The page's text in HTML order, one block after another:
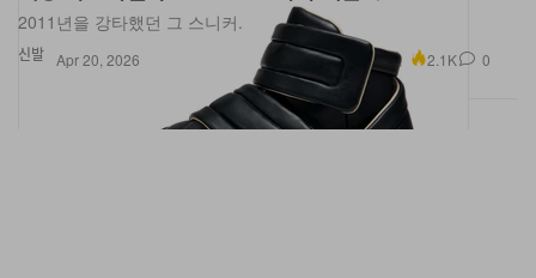
신발 Apr 20, 2026